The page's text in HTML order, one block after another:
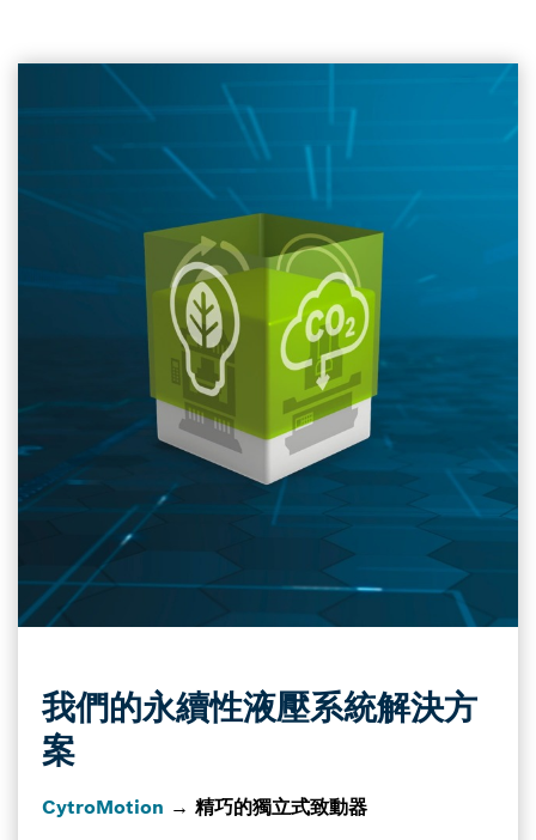
我們的永續性液壓系統解決方
案
CytroMotion → 精巧的獨立式致動器